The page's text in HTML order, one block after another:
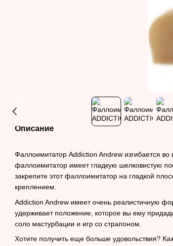
Описание
Фаллоимитатор Addiction Andrew изгибается
фаллоимитатор имеет гладкую шелковистую
закрепите этот фаллоимитатор на гладкой
креплением.
Addiction Andrew имеет очень реалистичную
удерживает положение, которое вы ему
соло мастурбации и игр со страпоном.
Хотите получить еще больше удовольствия?